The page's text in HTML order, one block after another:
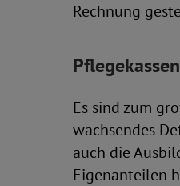
Rechnung
Es sind zum
wachsendes
auch die
Eigenanteilen